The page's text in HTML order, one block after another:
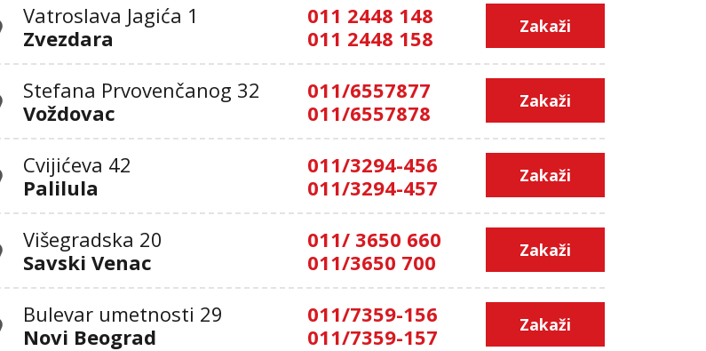
Vatroslava Jagića 1
Zvezdara
011 2448 148
011 2448 158
Zakaži
Stefana Prvovenčanog 32
Voždovac
011/6557877
011/6557878
Zakaži
Cvijićeva 42
Palilula
011/3294-456
011/3294-457
Zakaži
Višegradska 20
Savski Venac
011/ 3650 660
011/3650 700
Zakaži
Bulevar umetnosti 29
Novi Beograd
011/7359-156
011/7359-157
Zakaži